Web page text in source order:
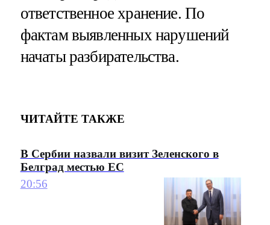
ответственное хранение. По
фактам выявленных нарушений
начаты разбирательства.
ЧИТАЙТЕ ТАКЖЕ
В Сербии назвали визит Зеленского в
Белград местью ЕС
20:56